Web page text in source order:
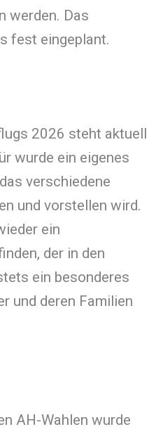
werden. Das
fest eingeplant.
2026 steht aktuell
wurde ein eigenes
verschiedene
und vorstellen wird.
ein
der in den
ein besonderes
und deren Familien
AH-Wahlen wurde